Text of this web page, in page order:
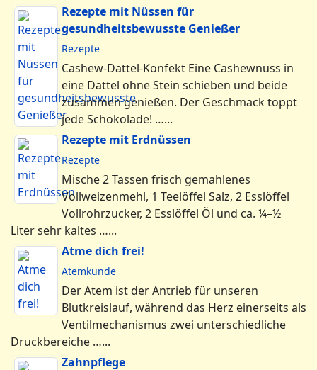
Rezepte mit Nüssen für
gesundheitsbewusste Genießer
Rezepte
Cashew-Dattel-Konfekt Eine Cashewnuss in
eine Dattel ohne Stein schieben und beide
zusammen genießen. Der Geschmack toppt
jede Schokolade! …...
Rezepte mit Erdnüssen
Rezepte
Mische 2 Tassen frisch gemahlenes
Vollweizenmehl, 1 Teelöffel Salz, 2 Esslöffel
Vollrohrzucker, 2 Esslöffel Öl und ca. ¼–½
Liter sehr kaltes …...
Atme dich frei!
Atemkunde
Der Atem ist der Antrieb für unseren
Blutkreislauf, während das Herz einerseits als
Ventilmechanismus zwei unterschiedliche
Druckbereiche …...
Zahnpflege